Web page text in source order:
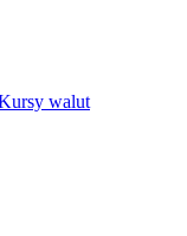
walut